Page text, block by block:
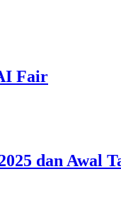
Fair
dan Awal